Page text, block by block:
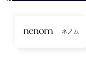
ネノム